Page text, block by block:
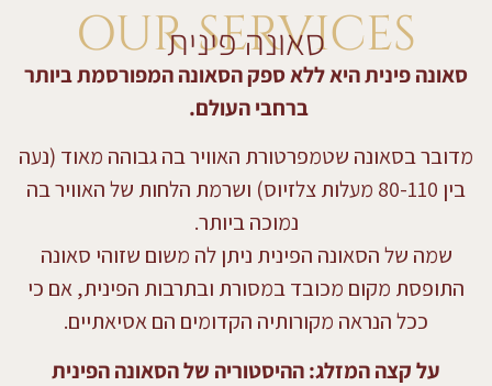
OUR SERVICES
סאונה פינית
סאונה פינית היא ללא ספק הסאונה המפורסמת ביותר
ברחבי העולם.
מדובר בסאונה שטמפרטורת האוויר בה גבוהה מאוד (נעה
בין 80-110 מעלות צלזיוס) ושרמת הלחות של האוויר בה
נמוכה ביותר.
שמה של הסאונה הפינית ניתן לה משום שזוהי סאונה
התופסת מקום מכובד במסורת ובתרבות הפינית, אם כי
ככל הנראה מקורותיה הקדומים הם אסיאתיים.
על קצה המזלג: ההיסטוריה של הסאונה הפינית